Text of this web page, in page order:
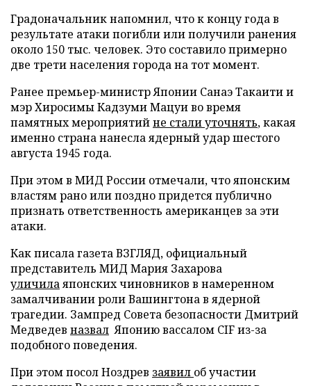
Градоначальник напомнил, что к концу года в
результате атаки погибли или получили ранения
около 150 тыс. человек. Это составило примерно
две трети населения города на тот момент.
Ранее премьер-министр Японии Санаэ Такаити и
мэр Хиросимы Кадзуми Мацуи во время
памятных мероприятийне стали уточнять, какая
именно страна нанесла ядерный удар шестого
августа 1945 года.
При этом в МИД России отмечали, что японским
властям рано или поздно придется публично
признать ответственность американцев за эти
атаки.
Как писала газета ВЗГЛЯД, официальный
представитель МИД Мария Захарова
уличилаяпонских чиновников в намеренном
замалчивании роли Вашингтона в ядерной
трагедии. Зампред Совета безопасности Дмитрий
Медведев назвал Японию вассалом CIF из-за
подобного поведения.
При этом посол Ноздрев заявил об участии